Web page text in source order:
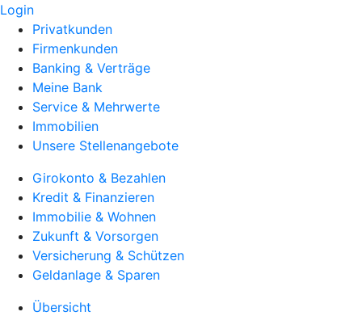
Login
Privatkunden
Firmenkunden
Banking & Verträge
Meine Bank
Service & Mehrwerte
Immobilien
Unsere Stellenangebote
Girokonto & Bezahlen
Kredit & Finanzieren
Immobilie & Wohnen
Zukunft & Vorsorgen
Versicherung & Schützen
Geldanlage & Sparen
Übersicht